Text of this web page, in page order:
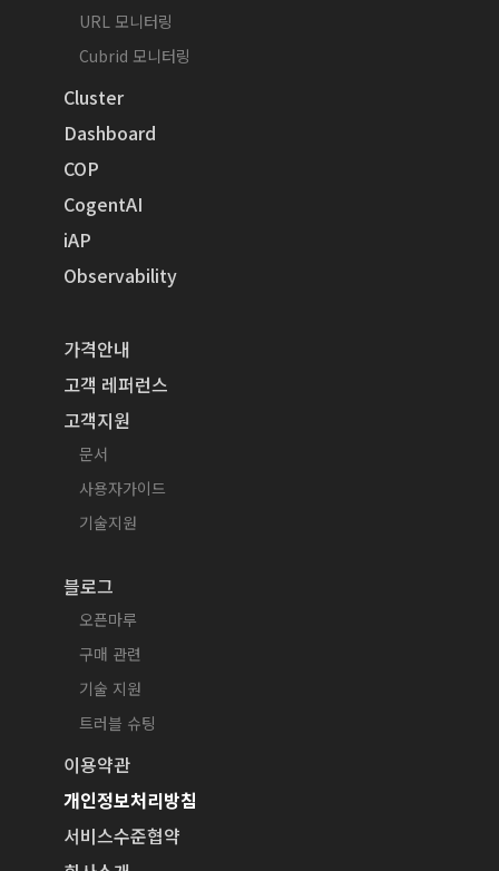
URL 모니터링
Cubrid 모니터링
Cluster
Dashboard
COP
CogentAI
iAP
Observability
가격안내
고객 레퍼런스
고객지원
문서
사용자가이드
기술지원
블로그
오픈마루
구매 관련
기술 지원
트러블 슈팅
이용약관
개인정보처리방침
서비스수준협약